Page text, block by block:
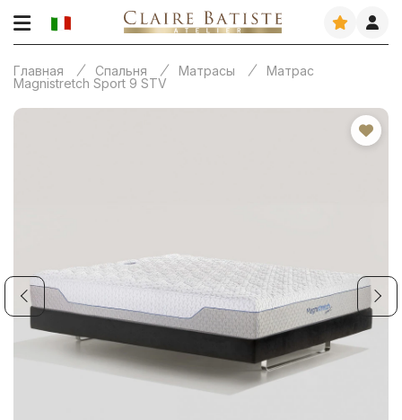
Главная Спальня Матрасы
Матрас
Magnistretch Sport 9 STV